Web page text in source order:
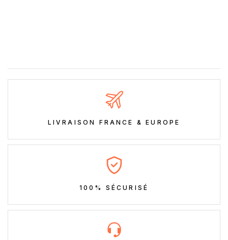
LIVRAISON FRANCE & EUROPE
100% SÉCURISÉ